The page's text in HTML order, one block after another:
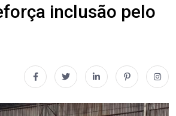
inclusão pelo